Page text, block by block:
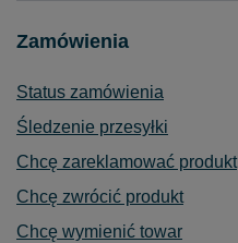
Zamówienia
Status zamówienia
Śledzenie przesyłki
Chcę zareklamować produkt
Chcę zwrócić produkt
Chcę wymienić towar